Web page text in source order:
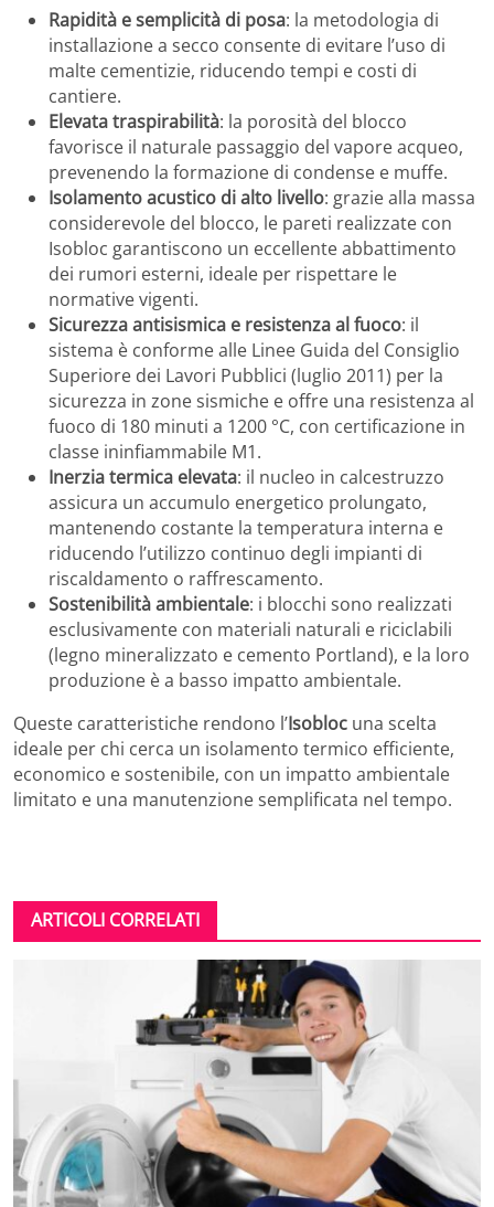
Rapidità e semplicità di posa: la metodologia di
installazione a secco consente di evitare l’uso di
malte cementizie, riducendo tempi e costi di
cantiere.
Elevata traspirabilità: la porosità del blocco
favorisce il naturale passaggio del vapore acqueo,
prevenendo la formazione di condense e muffe.
Isolamento acustico di alto livello: grazie alla massa
considerevole del blocco, le pareti realizzate con
Isobloc garantiscono un eccellente abbattimento
dei rumori esterni, ideale per rispettare le
normative vigenti.
Sicurezza antisismica e resistenza al fuoco: il
sistema è conforme alle Linee Guida del Consiglio
Superiore dei Lavori Pubblici (luglio 2011) per la
sicurezza in zone sismiche e offre una resistenza al
fuoco di 180 minuti a 1200 °C, con certificazione in
classe ininfiammabile M1.
Inerzia termica elevata: il nucleo in calcestruzzo
assicura un accumulo energetico prolungato,
mantenendo costante la temperatura interna e
riducendo l’utilizzo continuo degli impianti di
riscaldamento o raffrescamento.
Sostenibilità ambientale: i blocchi sono realizzati
esclusivamente con materiali naturali e riciclabili
(legno mineralizzato e cemento Portland), e la loro
produzione è a basso impatto ambientale.
Queste caratteristiche rendono l’Isobloc una scelta
ideale per chi cerca un isolamento termico efficiente,
economico e sostenibile, con un impatto ambientale
limitato e una manutenzione semplificata nel tempo.
ARTICOLI CORRELATI